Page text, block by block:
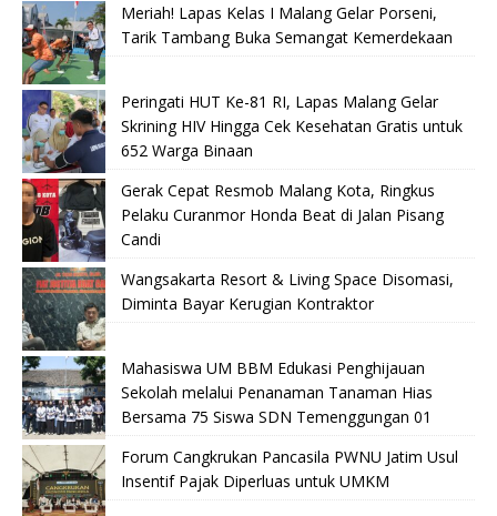
Meriah! Lapas Kelas I Malang Gelar Porseni,
Tarik Tambang Buka Semangat Kemerdekaan
Peringati HUT Ke-81 RI, Lapas Malang Gelar
Skrining HIV Hingga Cek Kesehatan Gratis untuk
652 Warga Binaan
Gerak Cepat Resmob Malang Kota, Ringkus
Pelaku Curanmor Honda Beat di Jalan Pisang
Candi
Wangsakarta Resort & Living Space Disomasi,
Diminta Bayar Kerugian Kontraktor
Mahasiswa UM BBM Edukasi Penghijauan
Sekolah melalui Penanaman Tanaman Hias
Bersama 75 Siswa SDN Temenggungan 01
Forum Cangkrukan Pancasila PWNU Jatim Usul
Insentif Pajak Diperluas untuk UMKM